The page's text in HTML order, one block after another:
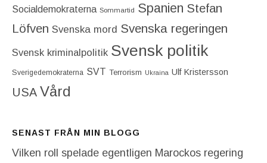
Socialdemokraterna Sommartid Spanien Stefan
Löfven Svenska mord Svenska regeringen
Svensk kriminalpolitik Svensk politik
Sverigedemokraterna SVT Terrorism Ukraina Ulf Kristersson
USA Vård
SENAST FRÅN MIN BLOGG
Vilken roll spelade egentligen Marockos regering